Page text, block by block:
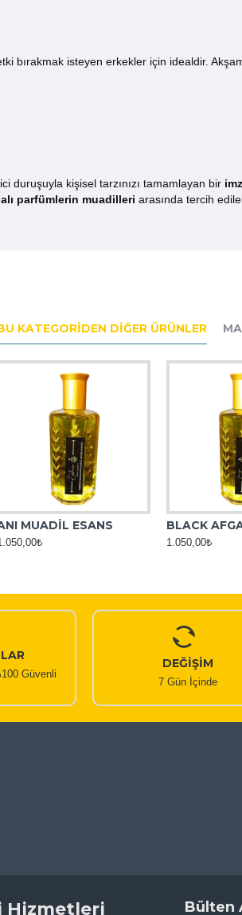
bırakmak isteyen erkekler için idealdir.
duruşuyla kişisel tarzınızı tamamlayan bir
parfümlerin muadilleri arasında tercih
KATEGORIDEN DIĞER ÜRÜNLER
MUADİL ESANS
1.050,00₺
Güvenli
DEĞİŞİM
7 Gün İçinde
Hizmetleri Bülten